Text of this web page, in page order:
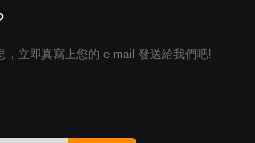
，立即真寫上您的 e-mail 發送給我們吧!